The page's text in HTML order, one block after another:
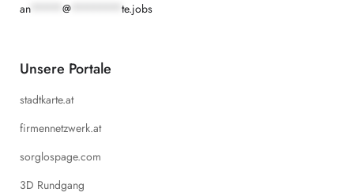
an
@ te.jobs
Unsere Portale
stadtkarte.at
firmennetzwerk.at
sorglospage.com
3D Rundgang